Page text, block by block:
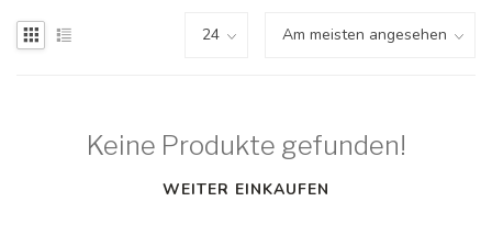
Keine Produkte gefunden!
WEITER EINKAUFEN